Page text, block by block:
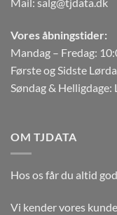
Vores åbningstider:
Mandag – Fredag:
Første og Sidste
Søndag & Helligdage:
OM TJDATA
Hos os får du altid
Vi kender vores